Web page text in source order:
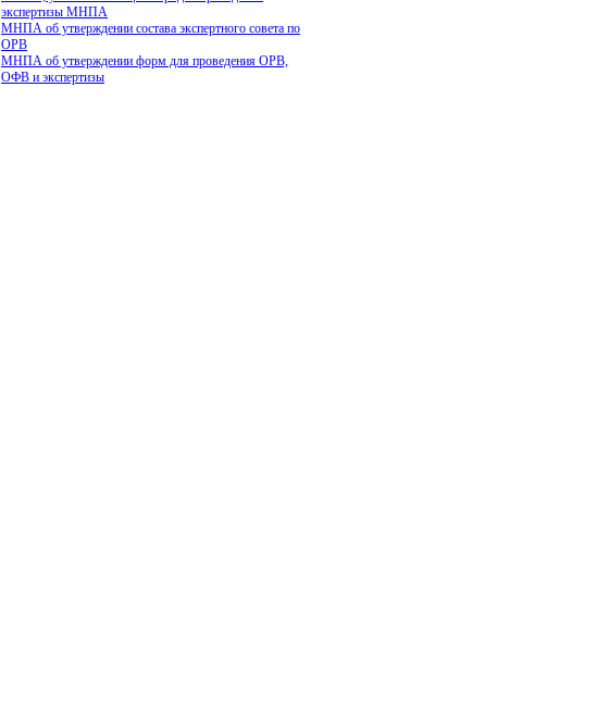
экспертизы МНПА
МНПА об утверждении состава экспертного совета по
ОРВ
МНПА об утверждении форм для проведения ОРВ,
ОФВ и экспертизы